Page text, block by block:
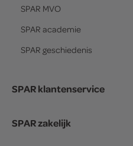
SPAR MVO
SPAR academie
SPAR geschiedenis
SPAR klantenservice
SPAR zakelijk